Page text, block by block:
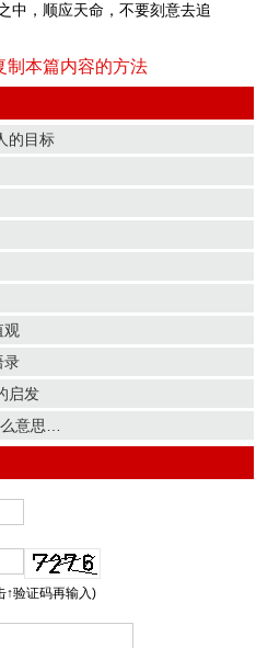
中，顺应天命，不要刻意去追
制本篇内容的方法
的目标
观
录
启发
意思…
↑验证码再输入)